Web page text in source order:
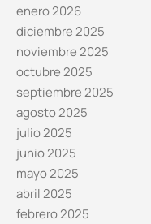
enero 2026
diciembre 2025
noviembre 2025
octubre 2025
septiembre 2025
agosto 2025
julio 2025
junio 2025
mayo 2025
abril 2025
febrero 2025